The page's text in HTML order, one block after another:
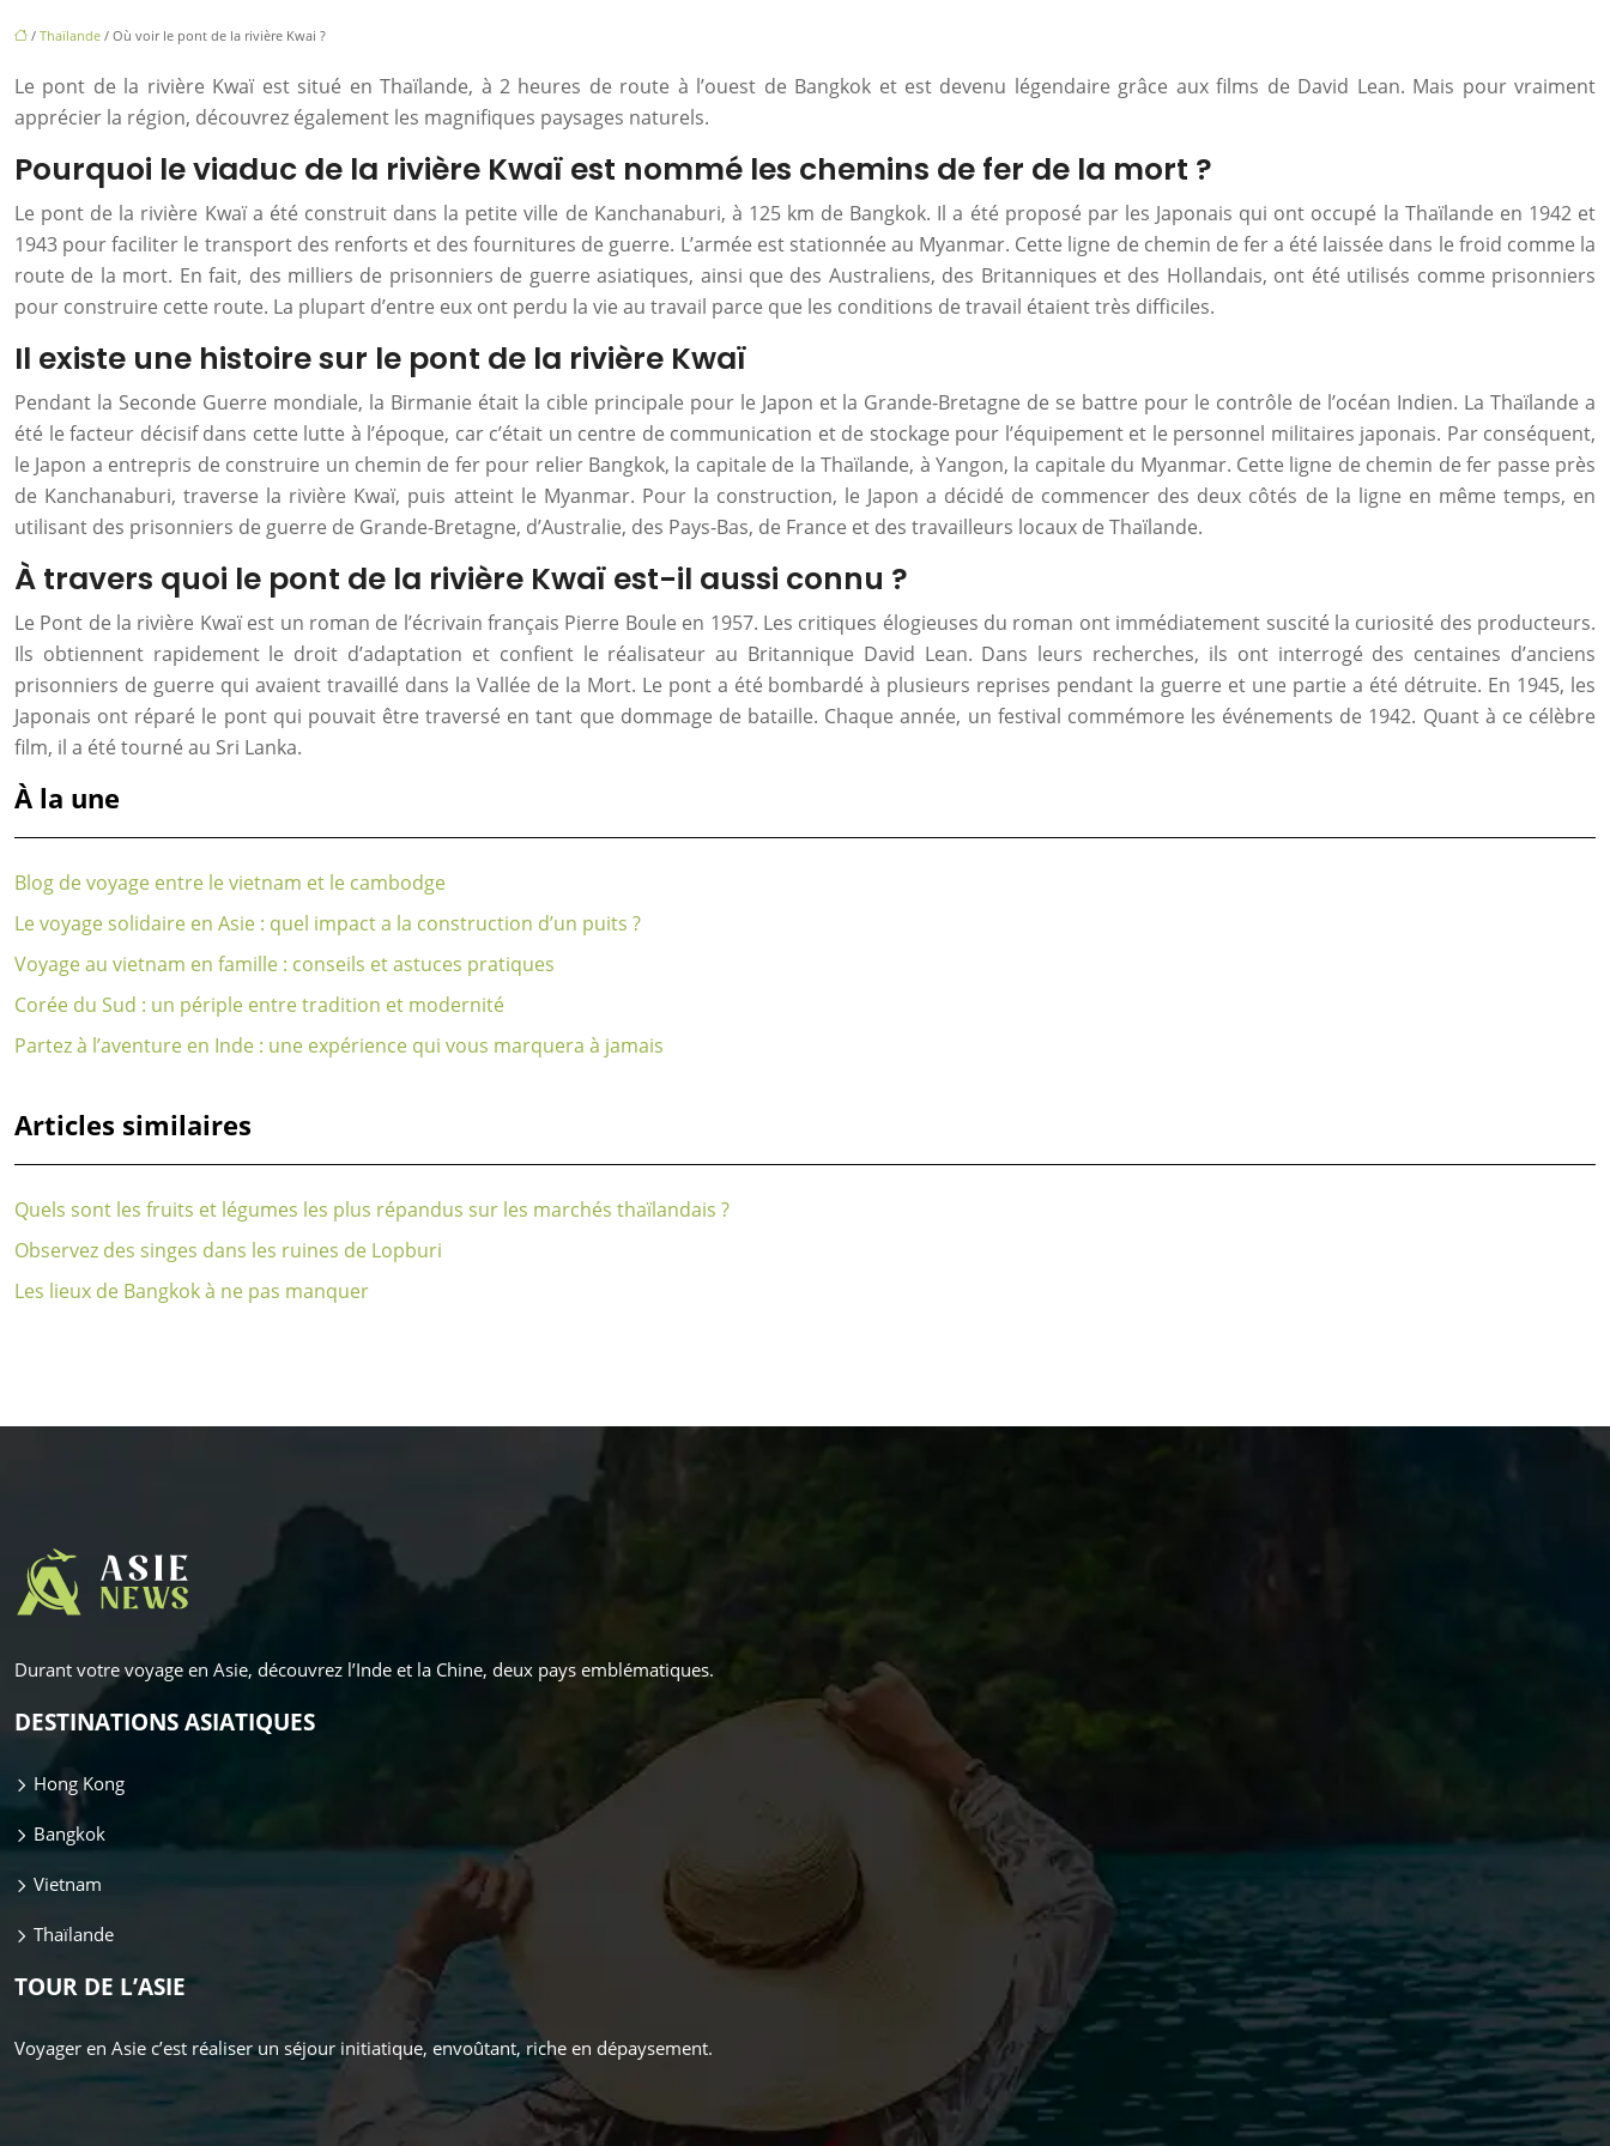
/ Thaïlande / Où voir le pont de la rivière Kwai ?
Le pont de la rivière Kwaï est situé en Thaïlande, à 2 heures de route à l’ouest de Bangkok et est devenu légendaire grâce aux films de David Lean. Mais pour vraiment
apprécier la région, découvrez également les magnifiques paysages naturels.
Pourquoi le viaduc de la rivière Kwaï est nommé les chemins de fer de la mort ?
Le pont de la rivière Kwaï a été construit dans la petite ville de Kanchanaburi, à 125 km de Bangkok. Il a été proposé par les Japonais qui ont occupé la Thaïlande en 1942 et
1943 pour faciliter le transport des renforts et des fournitures de guerre. L’armée est stationnée au Myanmar. Cette ligne de chemin de fer a été laissée dans le froid comme la
route de la mort. En fait, des milliers de prisonniers de guerre asiatiques, ainsi que des Australiens, des Britanniques et des Hollandais, ont été utilisés comme prisonniers
pour construire cette route. La plupart d’entre eux ont perdu la vie au travail parce que les conditions de travail étaient très difficiles.
Il existe une histoire sur le pont de la rivière Kwaï
Pendant la Seconde Guerre mondiale, la Birmanie était la cible principale pour le Japon et la Grande-Bretagne de se battre pour le contrôle de l’océan Indien. La Thaïlande a
été le facteur décisif dans cette lutte à l’époque, car c’était un centre de communication et de stockage pour l’équipement et le personnel militaires japonais. Par conséquent,
le Japon a entrepris de construire un chemin de fer pour relier Bangkok, la capitale de la Thaïlande, à Yangon, la capitale du Myanmar. Cette ligne de chemin de fer passe près
de Kanchanaburi, traverse la rivière Kwaï, puis atteint le Myanmar. Pour la construction, le Japon a décidé de commencer des deux côtés de la ligne en même temps, en
utilisant des prisonniers de guerre de Grande-Bretagne, d’Australie, des Pays-Bas, de France et des travailleurs locaux de Thaïlande.
À travers quoi le pont de la rivière Kwaï est-il aussi connu ?
Le Pont de la rivière Kwaï est un roman de l’écrivain français Pierre Boule en 1957. Les critiques élogieuses du roman ont immédiatement suscité la curiosité des producteurs.
Ils obtiennent rapidement le droit d’adaptation et confient le réalisateur au Britannique David Lean. Dans leurs recherches, ils ont interrogé des centaines d’anciens
prisonniers de guerre qui avaient travaillé dans la Vallée de la Mort. Le pont a été bombardé à plusieurs reprises pendant la guerre et une partie a été détruite. En 1945, les
Japonais ont réparé le pont qui pouvait être traversé en tant que dommage de bataille. Chaque année, un festival commémore les événements de 1942. Quant à ce célèbre
film, il a été tourné au Sri Lanka.
À la une
Blog de voyage entre le vietnam et le cambodge
Le voyage solidaire en Asie : quel impact a la construction d’un puits ?
Voyage au vietnam en famille : conseils et astuces pratiques
Corée du Sud : un périple entre tradition et modernité
Partez à l’aventure en Inde : une expérience qui vous marquera à jamais
Articles similaires
Quels sont les fruits et légumes les plus répandus sur les marchés thaïlandais ?
Observez des singes dans les ruines de Lopburi
Les lieux de Bangkok à ne pas manquer
Durant votre voyage en Asie, découvrez l’Inde et la Chine, deux pays emblématiques.
DESTINATIONS ASIATIQUES
Hong Kong
Bangkok
Vietnam
Thaïlande
TOUR DE L’ASIE
Voyager en Asie c’est réaliser un séjour initiatique, envoûtant, riche en dépaysement.